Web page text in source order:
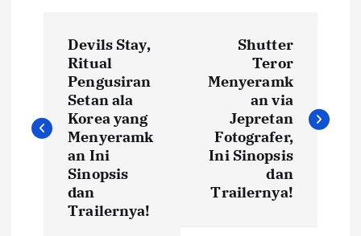
s
t
Devils Stay,
Ritual
Pengusiran
Setan ala
Korea yang
Menyeramk
an Ini
Sinopsis
dan
Trailernya!
Shutter
Teror
Menyeramk
an via
Jepretan
Fotografer,
Ini Sinopsis
dan
Trailernya!